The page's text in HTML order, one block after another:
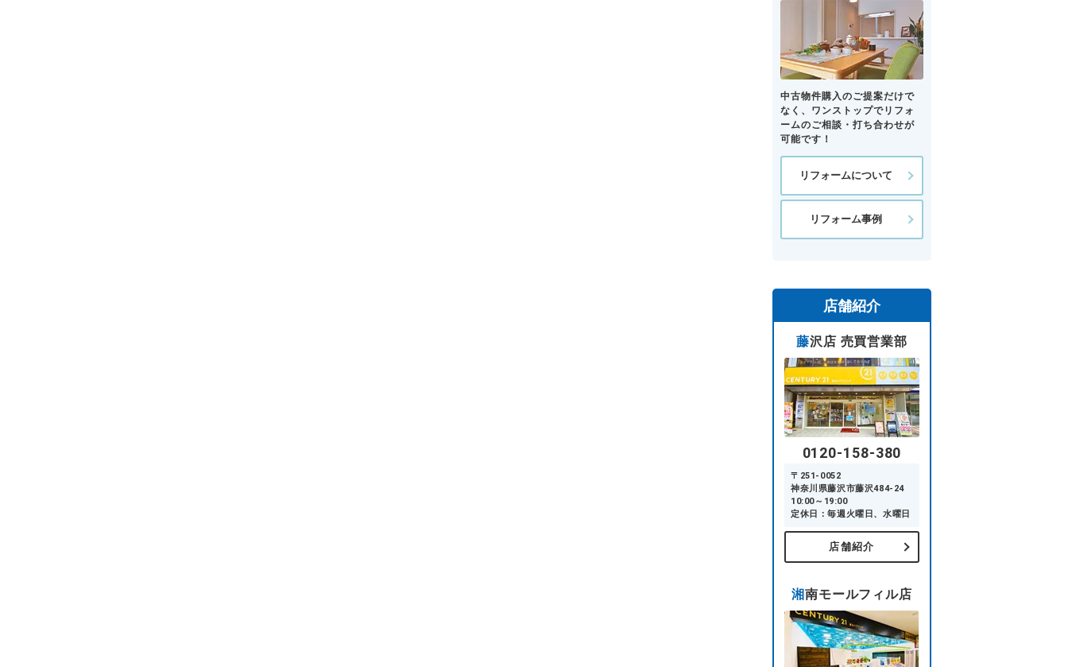
中古物件購入のご提案だけで
なく、ワンストップでリフォ
ームのご相談・打ち合わせが
可能です！
リフォームについて
リフォーム事例
店舗紹介
藤沢店 売買営業部
0120-158-380
〒251-0052
神奈川県藤沢市藤沢484-24
10:00～19:00
定休日：毎週火曜日、水曜日
店舗紹介
湘南モールフィル店